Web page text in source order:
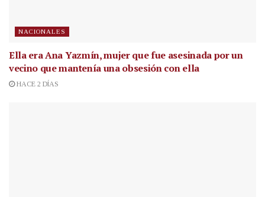
NACIONALES
Ella era Ana Yazmín, mujer que fue asesinada por un
vecino que mantenía una obsesión con ella
HACE 2 DÍAS